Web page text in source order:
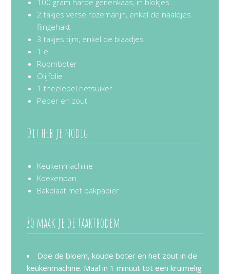
2 takjes verse rozemarijn, enkel de naaldjes
fijngehakt
3 takjes tijm, enkel de blaadjes
1 ei
Roomboter
Olijfolie
1 theelepel rietsuiker
Peper en zout
Dit heb je nodig:
Keukenmachine
Koekenpan
Bakplaat met bakpapier
Zo maak je de taartbodem:
Doe de bloem, koude boter en het zout in de
keukenmachine. Maal in 1 minuut tot een kruimelig